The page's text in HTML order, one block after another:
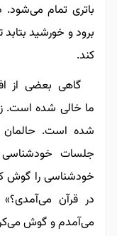
باتری تمام می‌شود.
برود و خورشید
کند.
گاهی بعضی از
ما خالی شده است.
شده است.
جلسات خودشناسی
خودشناسی را گوش
در قرآن
می‌آمدم و گوش